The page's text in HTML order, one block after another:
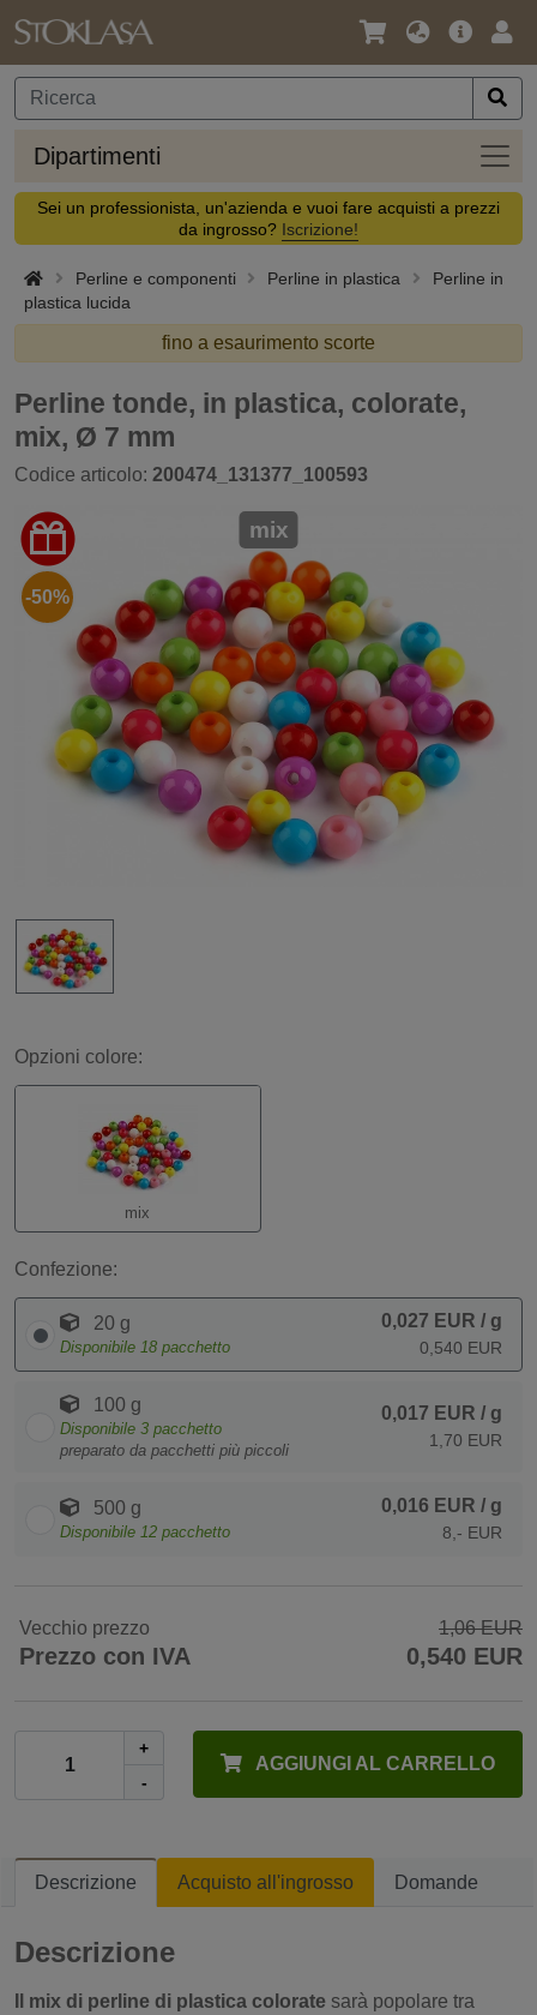
Lingua
Valuta
Offerta
Dipartimenti
Sei un professionista, un'azienda e vuoi fare acquisti a prezzi
da ingrosso? Iscrizione!
Perline e componenti Perline in plastica
Perline in
plastica lucida
fino a esaurimento scorte
Perline tonde, in plastica, colorate,
mix, Ø 7 mm
Codice articolo: 200474_131377_100593
-50%
mix
Opzioni colore:
mix
Confezione:
20 g
Disponibile 18 pacchetto
0,027 EUR / g
0,540 EUR
100 g
Disponibile 3 pacchetto
preparato da pacchetti più piccoli
0,017 EUR / g
1,70 EUR
500 g
Disponibile 12 pacchetto
0,016 EUR / g
8,- EUR
Vecchio prezzo 1,06 EUR
Prezzo con IVA 0,540 EUR
+
-
AGGIUNGI AL CARRELLO
Descrizione Acquisto all'ingrosso Domande
Descrizione
Il mix di perline di plastica colorate sarà popolare tra